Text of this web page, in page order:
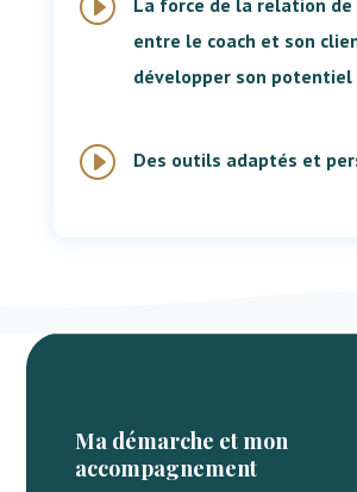
La force de la relation de
entre le coach et son
développer son potentiel
I Des outils adaptés et
Ma démarche et mon
accompagnement